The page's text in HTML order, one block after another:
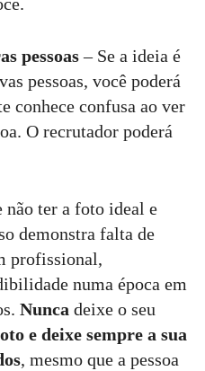
pessoas– Se a ideia é
pessoas, você poderá
conhece confusa ao ver
O recrutador poderá
não ter a foto ideal e
demonstra falta de
profissional,
numa época em
Nunca deixe o seu
e deixe sempre a sua
, mesmo que a pessoa